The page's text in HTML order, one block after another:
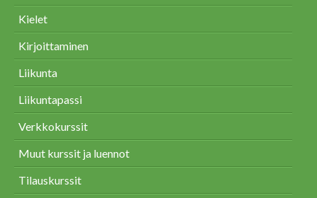
Kielet
Kirjoittaminen
Liikunta
Liikuntapassi
Verkkokurssit
Muut kurssit ja luennot
Tilauskurssit